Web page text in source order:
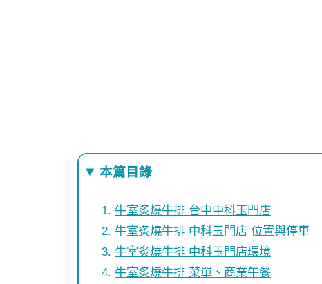
本篇目錄
牛室炙燒牛排 台中中科玉門店
牛室炙燒牛排 中科玉門店 位置與停車
牛室炙燒牛排 中科玉門店環境
牛室炙燒牛排 菜單、商業午餐